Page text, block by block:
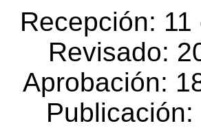
Recepción:
Revisado:
Aprobación: